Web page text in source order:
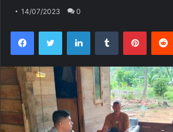
14/07/2023 0